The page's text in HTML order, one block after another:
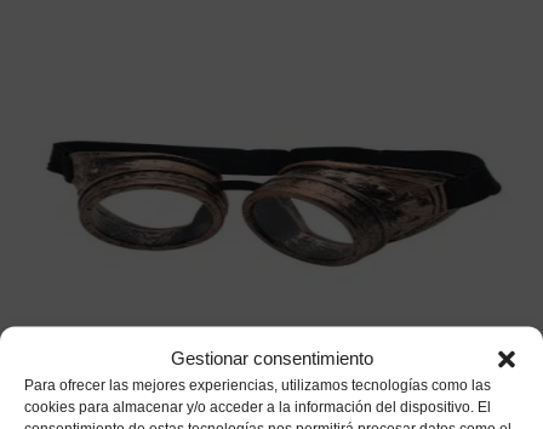
Gestionar consentimiento
Para ofrecer las mejores experiencias, utilizamos tecnologías como las
cookies para almacenar y/o acceder a la información del dispositivo. El
Gafas Steampunk Doradas
4,50€ IVA incluido